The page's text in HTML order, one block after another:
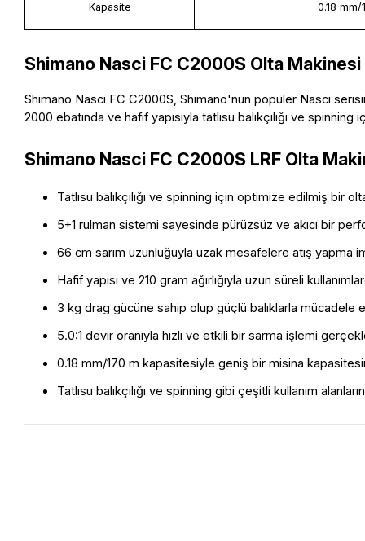
Kapasite 0.18 mm/
Shimano Nasci FC C2000S Olta Makinesi
Shimano Nasci FC C2000S, Shimano'nun popüler Nasci
2000 ebatında ve hafif yapısıyla tatlısu balıkçılığı ve
Shimano Nasci FC C2000S LRF Olta
Tatlısu balıkçılığı ve spinning için optimize edilmiş bir
5+1 rulman sistemi sayesinde pürüzsüz ve akıcı bir
66 cm sarım uzunluğuyla uzak mesafelere atış yapma
Hafif yapısı ve 210 gram ağırlığıyla uzun süreli
3 kg drag gücüne sahip olup güçlü balıklarla mücadele
5.0:1 devir oranıyla hızlı ve etkili bir sarma işlemi
0.18 mm/170 m kapasitesiyle geniş bir misina
Tatlısu balıkçılığı ve spinning gibi çeşitli kullanım